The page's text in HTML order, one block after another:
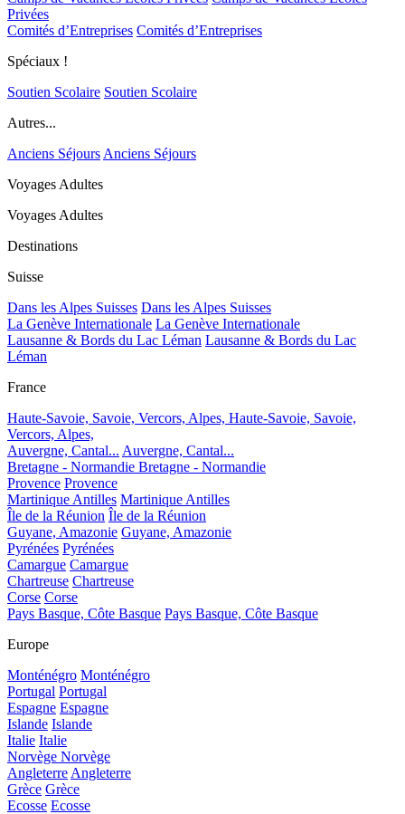
Privées
Comités d’Entreprises Comités d’Entreprises
Spéciaux !
Soutien Scolaire Soutien Scolaire
Autres...
Anciens Séjours Anciens Séjours
Voyages Adultes
Voyages Adultes
Destinations
Suisse
Dans les Alpes Suisses Dans les Alpes Suisses
La Genève Internationale La Genève Internationale
Lausanne & Bords du Lac Léman Lausanne & Bords du Lac
Léman
France
Haute-Savoie, Savoie, Vercors, Alpes, Haute-Savoie, Savoie,
Vercors, Alpes,
Auvergne, Cantal... Auvergne, Cantal...
Bretagne - Normandie Bretagne - Normandie
Provence Provence
Martinique Antilles Martinique Antilles
Île de la Réunion Île de la Réunion
Guyane, Amazonie Guyane, Amazonie
Pyrénées Pyrénées
Camargue Camargue
Chartreuse Chartreuse
Corse Corse
Pays Basque, Côte Basque Pays Basque, Côte Basque
Europe
Monténégro Monténégro
Portugal Portugal
Espagne Espagne
Islande Islande
Italie Italie
Norvège Norvège
Angleterre Angleterre
Grèce Grèce
Ecosse Ecosse